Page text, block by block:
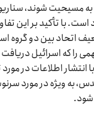
مسیحیت شوند،
است. با تأکید بر این
اتحاد بین دو گروه
را که اسرائیل
انتشار اطلاعات در
به ویژه در مورد
شود.